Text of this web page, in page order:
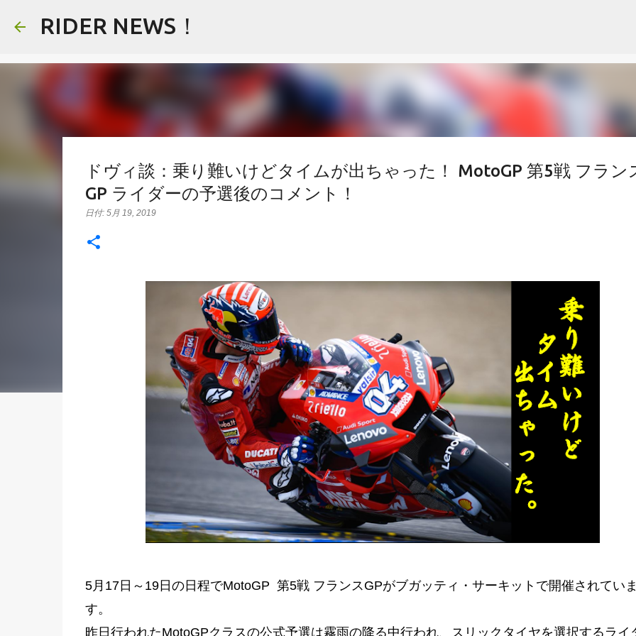
RIDER NEWS！
ドヴィ談：乗り難いけどタイムが出ちゃった！ MotoGP 第5戦 フラン
GP ライダーの予選後のコメント！
日付: 5月 19, 2019
5月17日～19日の日程でMotoGP 第5戦 フランスGPがブガッティ・サーキットで開催されてい
す。
昨日行われたMotoGPクラスの公式予選は霧雨の降る中行われ、スリックタイヤを選択するライ